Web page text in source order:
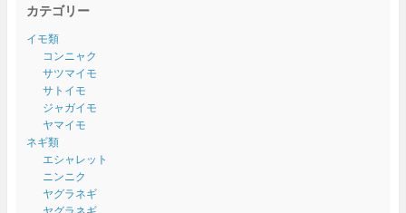
カテゴリー
イモ類
コンニャク
サツマイモ
サトイモ
ジャガイモ
ヤマイモ
ネギ類
エシャレット
ニンニク
ヤグラネギ